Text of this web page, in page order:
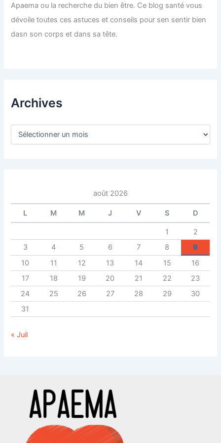
Apaema ou la recherche du bien être. Ce blog santé vous
dévoile toutes ces astuces et conseils pour sen sentir bien
dasn son corps et dans sa tête.
Archives
A
août 2026
L M M J V S D
1
2
3
4 5 6 7 8
9
10
11 12 13 14 15
16
17
18 19 20 21 22
23
24
25 26 27 28 29
30
31
« Juil